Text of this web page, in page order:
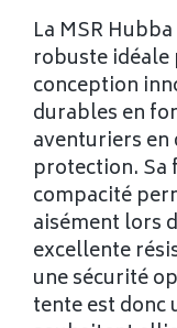
La MSR
robuste idéale
conception
durables en
aventuriers
protection. Sa
compacité
aisément lors
excellente
une sécurité
tente est donc